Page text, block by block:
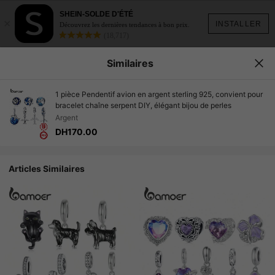
INSTALLER
SHEIN-SOLDE D'ÉTÉ
Découvrez les dernières tendances à bon prix.
Similaires
1 pièce Pendentif avion en argent sterling 925, convient pour
bracelet chaîne serpent DIY, élégant bijou de perles
Argent
DH170.00
Articles Similaires